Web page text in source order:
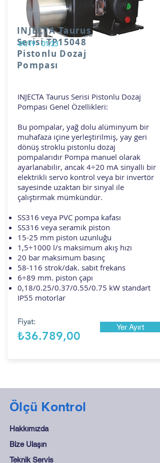
INJECTA Taurus
Serisi TP15048
Pistonlu Dozaj
Pompası
01/19 - 01/23
INJECTA Taurus Serisi Pistonlu Dozaj
Pompası Genel Özellikleri:
Bu pompalar, yağ dolu alüminyum bir
muhafaza içine yerleştirilmiş, yay geri
dönüş stroklu pistonlu dozaj
pompalarıdır Pompa manuel olarak
ayarlanabilir, ancak 4÷20 mA sinyalli bir
elektrikli servo kontrol veya bir invertör
sayesinde uzaktan bir sinyal ile
çalıştırmak mümkündür.
SS316 veya PVC pompa kafası
SS316 veya seramik piston
15-25 mm piston uzunluğu
1,5÷1000 l/s maksimum akış hızı
20 bar maksimum basınç
58-116 strok/dak. sabit frekans
6÷89 mm. piston çapı
0,18/0.25/0.37/0.55/0.75 kW standart
IP55 motorlar
Fiyat:
₺36.789,00
Yer Ayırt
Ölçü Kontrol
Hakkımızda
Bize Ulaşın
Teknik Servis